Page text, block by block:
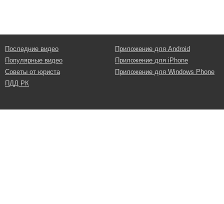
Последние видео
Популярные видео
Советы от юриста
ПДД РК
Приложение для Android
Приложение для iPhone
Приложение для Windows Phone